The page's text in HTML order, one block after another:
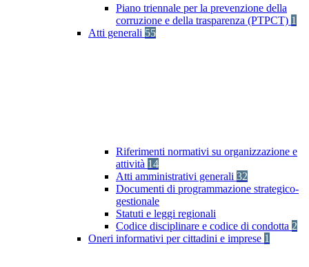
Piano triennale per la prevenzione della
corruzione e della trasparenza (PTPCT) 1
Atti generali 55
Riferimenti normativi su organizzazione e
attività 14
Atti amministrativi generali 32
Documenti di programmazione strategico-
gestionale
Statuti e leggi regionali
Codice disciplinare e codice di condotta 2
Oneri informativi per cittadini e imprese 1